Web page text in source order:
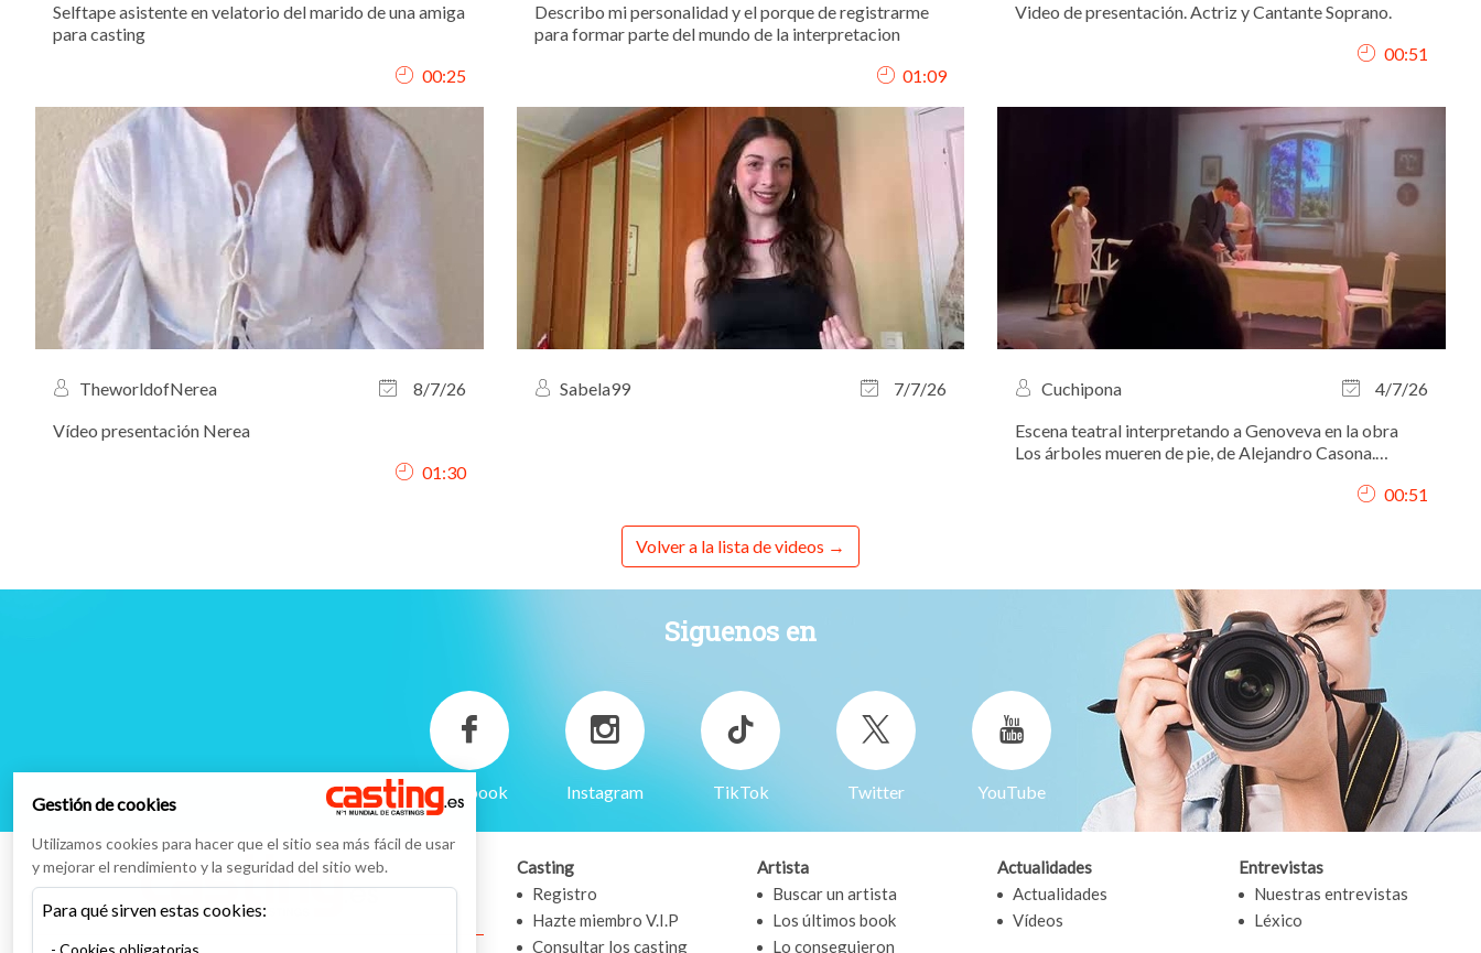
Selftape asistente en velatorio del marido de una amiga
para casting
00:25
Describo mi personalidad y el porque de registrarme
para formar parte del mundo de la interpretacion
01:09
Video de presentación. Actriz y Cantante Soprano.
00:51
TheworldofNerea
8/7/26
Vídeo presentación Nerea
01:30
Sabela99 7/7/26 Cuchipona
4/7/26
Escena teatral interpretando a Genoveva en la obra
Los árboles mueren de pie, de Alejandro Casona.
Lavandería en los Teatros Luchana (Madrid), bajo la00:51
Volver a la lista de videos
Siguenos en
Facebook Instagram TikTok Twitter YouTube
Casting
Registro
Hazte miembro V.I.P
Consultar los casting
Artista
Buscar un artista
Los últimos book
Lo conseguieron
Actualidades
Actualidades
Vídeos
Entrevistas
Nuestras entrevistas
Léxico
Gestión de cookies
Utilizamos cookies para hacer que el sitio sea más fácil de usar
y mejorar el rendimiento y la seguridad del sitio web.
Para qué sirven estas cookies:
Cookies obligatorias